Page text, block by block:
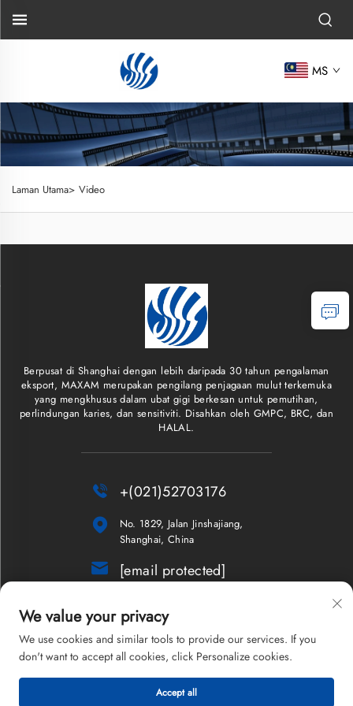
MS
Laman Utama> Video
Berpusat di Shanghai dengan lebih daripada 30 tahun pengalaman
eksport, MAXAM merupakan pengilang penjagaan mulut terkemuka
yang mengkhusus dalam ubat gigi berkesan untuk pemutihan,
perlindungan karies, dan sensitiviti. Disahkan oleh GMPC, BRC, dan
HALAL.
 +(021)52703176

No. 1829, Jalan Jinshajiang,
Shanghai, China
 [email protected]
Hak Cipta © 2026 Shanghai Maxam Company Limited. Hak cipta
We value your privacy
We use cookies and similar tools to provide our services. If you
don't want to accept all cookies, click Personalize cookies.
Accept all